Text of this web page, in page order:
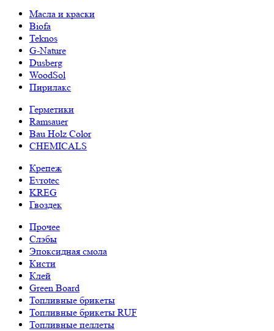
Масла и краски
Biofa
Teknos
G-Nature
Dusberg
WoodSol
Пирилакс
Герметики
Ramsauer
Bau Holz Color
CHEMICALS
Крепеж
Evrotec
KREG
Гвоздек
Прочее
Слэбы
Эпоксидная смола
Кисти
Клей
Green Board
Топливные брикеты
Топливные брикеты RUF
Топливные пеллеты